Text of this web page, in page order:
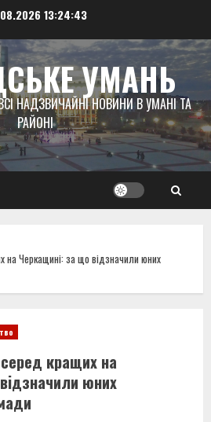
13:24:44
УМАНЬ
НАДЗВИЧАЙНІ НОВИНИ В УМАНІ ТА
РАЙОНІ
на Черкащині: за що відзначили юних
кращих на
юних